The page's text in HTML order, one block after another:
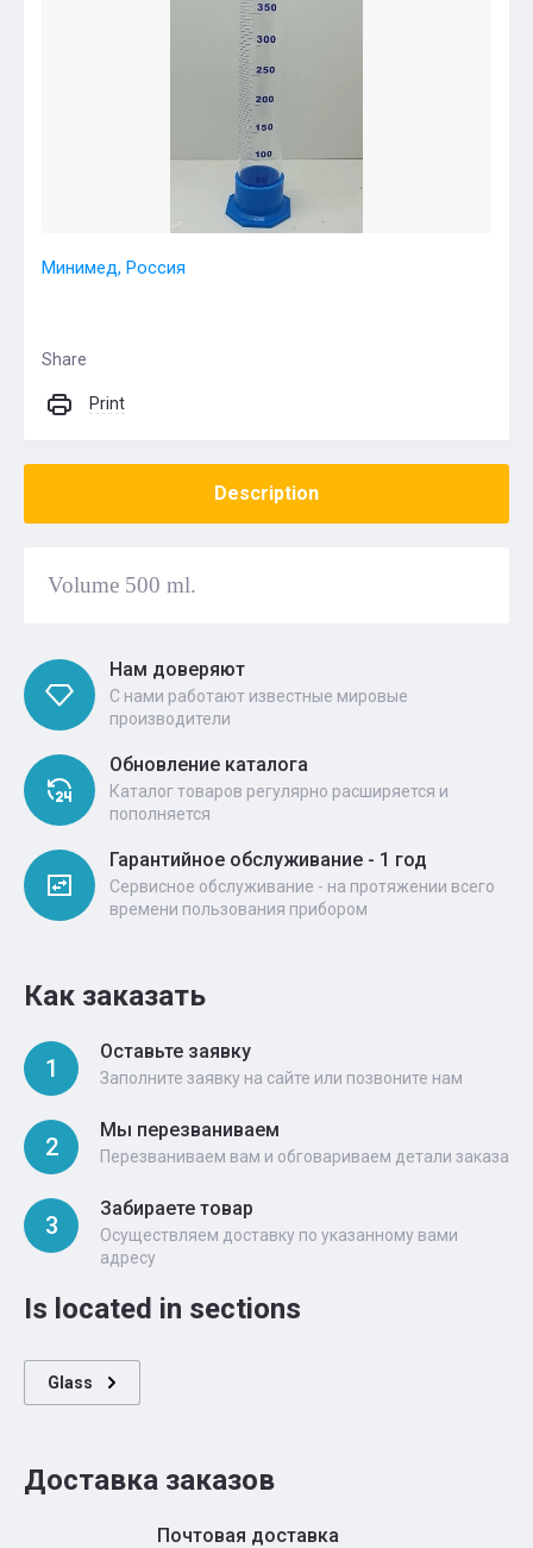
Минимед, Россия
Share
Print
Description
Volume 500 ml.
Нам доверяют
С нами работают известные мировые
производители
Обновление каталога
Каталог товаров регулярно расширяется и
пополняется
Гарантийное обслуживание - 1 год
Сервисное обслуживание - на протяжении всего
времени пользования прибором
Как заказать
1
Оставьте заявку
Заполните заявку на сайте или позвоните нам
2
Мы перезваниваем
Перезваниваем вам и обговариваем детали заказа
3
Забираете товар
Осуществляем доставку по указанному вами
адресу
Is located in sections
Glass
Доставка заказов
Почтовая доставка